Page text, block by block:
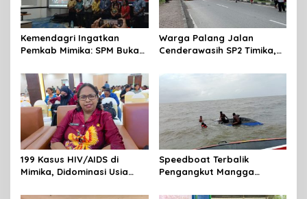
Kemendagri Ingatkan
Pemkab Mimika: SPM Bukan
Wujud Nyata Pelayanan
Rakyat
Warga Palang Jalan
Cenderawasih SP2 Timika,
Pemicunya
199 Kasus HIV/AIDS di
Mimika, Didominasi Usia
Speedboat Terbalik
Pengangkut Mangga